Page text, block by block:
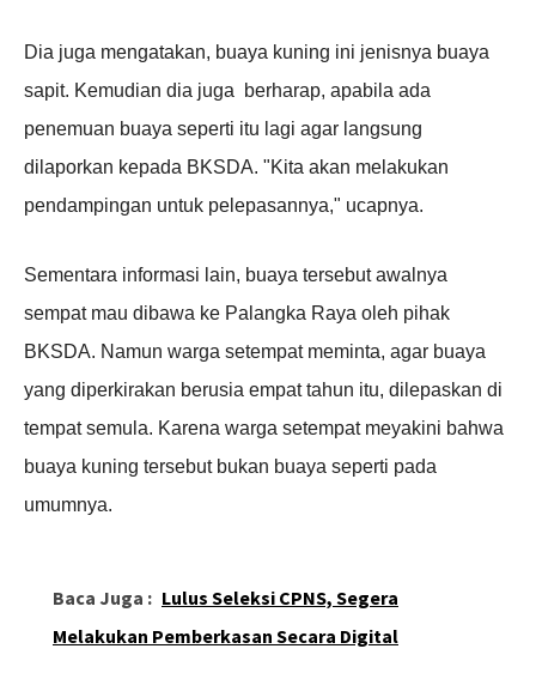
Dia juga mengatakan, buaya kuning ini jenisnya buaya
sapit. Kemudian dia juga berharap, apabila ada
penemuan buaya seperti itu lagi agar langsung
dilaporkan kepada BKSDA. "Kita akan melakukan
pendampingan untuk pelepasannya," ucapnya.
Sementara informasi lain, buaya tersebut awalnya
sempat mau dibawa ke Palangka Raya oleh pihak
BKSDA. Namun warga setempat meminta, agar buaya
yang diperkirakan berusia empat tahun itu, dilepaskan di
tempat semula. Karena warga setempat meyakini bahwa
buaya kuning tersebut bukan buaya seperti pada
umumnya.
Baca Juga : Lulus Seleksi CPNS, Segera
Melakukan Pemberkasan Secara Digital